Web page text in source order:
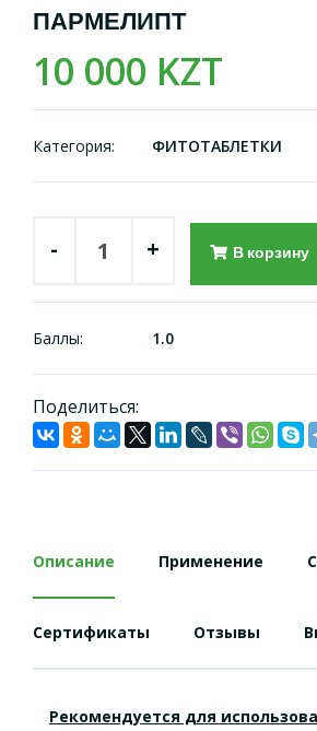
ПАРМЕЛИПТ
10 000 KZT
Категория: ФИТОТАБЛЕТКИ
- + В корзину
Баллы: 1.0
Поделиться:
Описание Применение
Сертификаты Отзывы
Рекомендуется для